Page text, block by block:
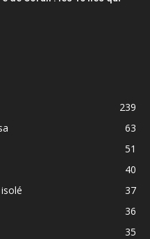
239
63
51
40
37
36
35